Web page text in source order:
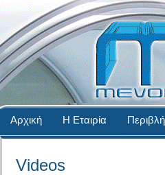
Αρχική Η Εταιρία
Videos